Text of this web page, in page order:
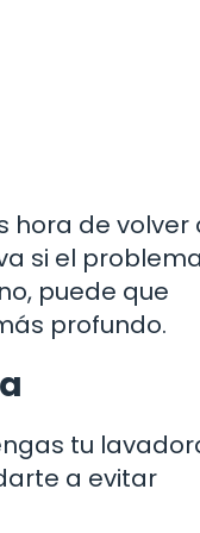
hora de volver
si el problema
puede que
profundo.
tu
a evitar